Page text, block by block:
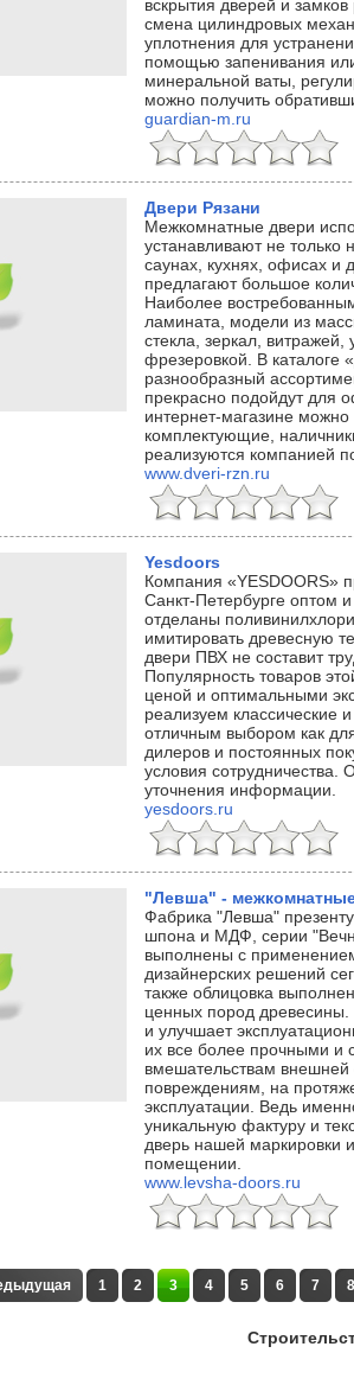
вскрытия дверей и
смена цилиндровых
уплотнения для
помощью запенивания
минеральной ваты,
можно получить
guardian-m.ru
Двери Рязани
Межкомнатные двери
устанавливают не только
саунах, кухнях, офисах и
предлагают большое
Наиболее
ламината, модели из
стекла, зеркал,
фрезеровкой. В
разнообразный
прекрасно подойдут для
интернет-магазине
комплектующие,
реализуются компанией
www.dveri-rzn.ru
Yesdoors
Компания «YESDOORS»
Санкт-Петербурге оптом
отделаны
имитировать древесную
двери ПВХ не составит
Популярность товаров
ценой и оптимальными
реализуем классические
отличным выбором как
дилеров и постоянных
условия
уточнения информации.
yesdoors.ru
"Левша" -
Фабрика "Левша"
шпона и МДФ, серии
выполнены с
дизайнерских решений
также облицовка
ценных пород древесины.
и улучшает
их все более прочными и
вмешательствам
повреждениям, на
эксплуатации. Ведь
уникальную фактуру и
дверь нашей маркировки
помещении.
www.levsha-doors.ru
1 2 3 4 5 6 7 8